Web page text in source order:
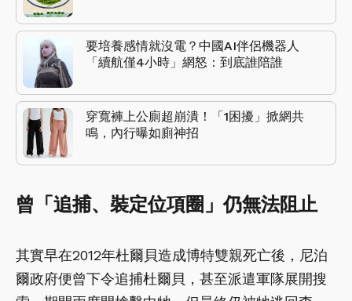
要培養感情就沒電？中國AI伴侶機器人
「續航僅4小時」網怒：到底誰陪誰
穿寬褲上公廁超崩潰！「1困擾」掀網共
鳴，內行曝如廁神招
曾「追捕、裝定位項圈」仍無法阻止
其實早在2012年杜爾貝造成博特雙親死亡後，尼泊
爾政府便曾下令追捕杜爾貝，甚至派遣軍隊展開搜